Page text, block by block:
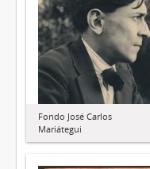
Fondo José Carlos
Mariátegui